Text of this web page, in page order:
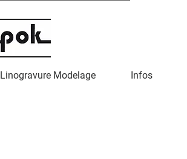
Linogravure Modelage Infos